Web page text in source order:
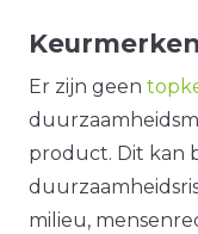
Keurmerken
Er zijn geen
product. Dit kan
milieu,